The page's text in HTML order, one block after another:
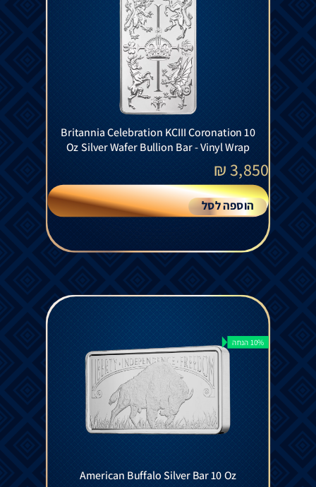
Britannia Celebration KCIII Coronation 10
Oz Silver Wafer Bullion Bar - Vinyl Wrap
3,850
₪
הוספה לסל
10% הנחה
American Buffalo Silver Bar 10 Oz